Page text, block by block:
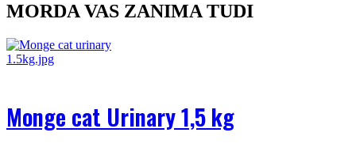
MORDA VAS ZANIMA TUDI
Monge cat Urinary 1,5 kg